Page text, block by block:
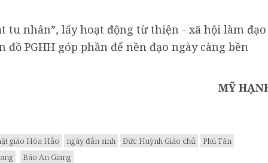
tu nhân”, lấy hoạt động từ thiện - xã hội làm đạo
PGHH góp phần để nền đạo ngày càng bền
MỸ
giáo Hòa Hảo ngày đản sinh Đức Huỳnh Giáo chủ
Phú Tân
Báo An Giang